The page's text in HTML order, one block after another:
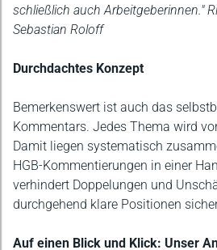
schließlich auch Arbeitgeberinnen."
Sebastian Roloff
Durchdachtes Konzept
Bemerkenswert ist auch das
Kommentars. Jedes Thema wird
Damit liegen systematisch
HGB-Kommentierungen in einer
verhindert Doppelungen und
durchgehend klare Positionen
Auf einen Blick und Klick: Unser